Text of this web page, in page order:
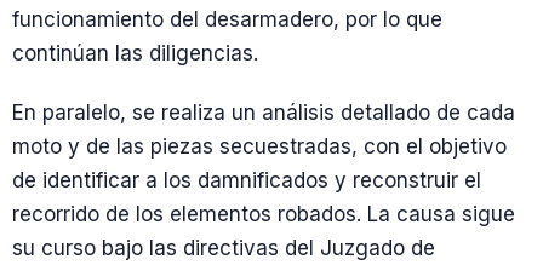
funcionamiento del desarmadero, por lo que
continúan las diligencias.
En paralelo, se realiza un análisis detallado de cada
moto y de las piezas secuestradas, con el objetivo
de identificar a los damnificados y reconstruir el
recorrido de los elementos robados. La causa sigue
su curso bajo las directivas del Juzgado de